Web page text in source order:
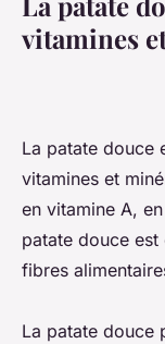
vitamines
La patate douce
vitamines et
en vitamine A,
patate douce
fibres
La patate douce